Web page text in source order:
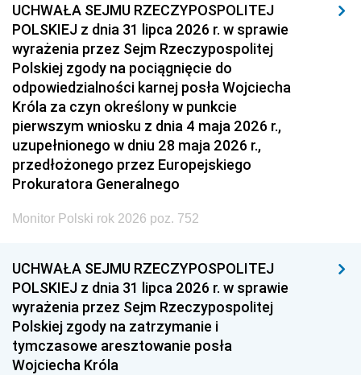
UCHWAŁA SEJMU RZECZYPOSPOLITEJ
POLSKIEJ z dnia 31 lipca 2026 r. w sprawie
wyrażenia przez Sejm Rzeczypospolitej
Polskiej zgody na pociągnięcie do
odpowiedzialności karnej posła Wojciecha
Króla za czyn określony w punkcie
pierwszym wniosku z dnia 4 maja 2026 r.,
uzupełnionego w dniu 28 maja 2026 r.,
przedłożonego przez Europejskiego
Prokuratora Generalnego
Monitor Polski rok 2026 poz. 752
UCHWAŁA SEJMU RZECZYPOSPOLITEJ
POLSKIEJ z dnia 31 lipca 2026 r. w sprawie
wyrażenia przez Sejm Rzeczypospolitej
Polskiej zgody na zatrzymanie i
tymczasowe aresztowanie posła
Wojciecha Króla